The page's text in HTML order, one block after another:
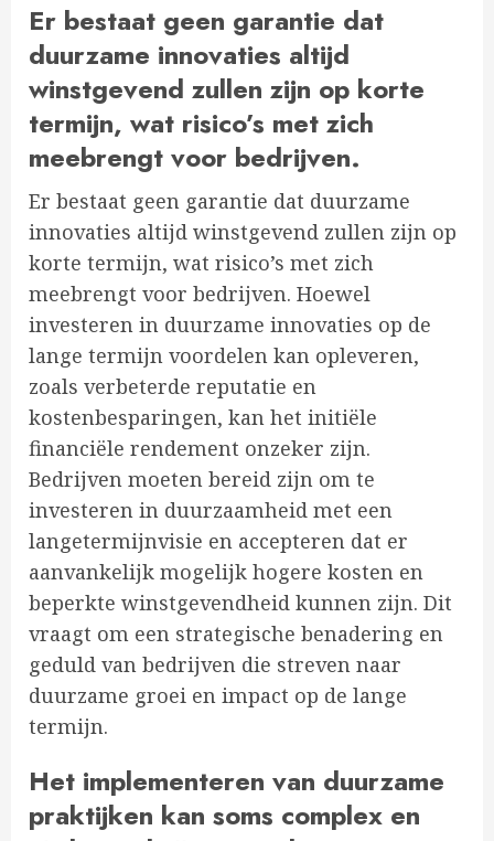
Er bestaat geen garantie dat
duurzame innovaties altijd
winstgevend zullen zijn op korte
termijn, wat risico’s met zich
meebrengt voor bedrijven.
Er bestaat geen garantie dat duurzame
innovaties altijd winstgevend zullen zijn op
korte termijn, wat risico’s met zich
meebrengt voor bedrijven. Hoewel
investeren in duurzame innovaties op de
lange termijn voordelen kan opleveren,
zoals verbeterde reputatie en
kostenbesparingen, kan het initiële
financiële rendement onzeker zijn.
Bedrijven moeten bereid zijn om te
investeren in duurzaamheid met een
langetermijnvisie en accepteren dat er
aanvankelijk mogelijk hogere kosten en
beperkte winstgevendheid kunnen zijn. Dit
vraagt om een strategische benadering en
geduld van bedrijven die streven naar
duurzame groei en impact op de lange
termijn.
Het implementeren van duurzame
praktijken kan soms complex en